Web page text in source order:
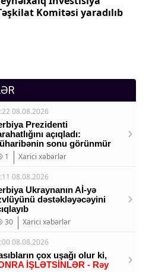
təyin olunub
08.08.2026
Prezidenti
açıqladı:
sonu görünmür
1
Xarici xəbərlər
08.08.2026
Ukraynanın Aİ-yə
dəstəkləyəcəyini
30
Xarici xəbərlər
08.08.2026
çox uşağı olur ki,
İŞLƏTSİNLƏR - Rəy